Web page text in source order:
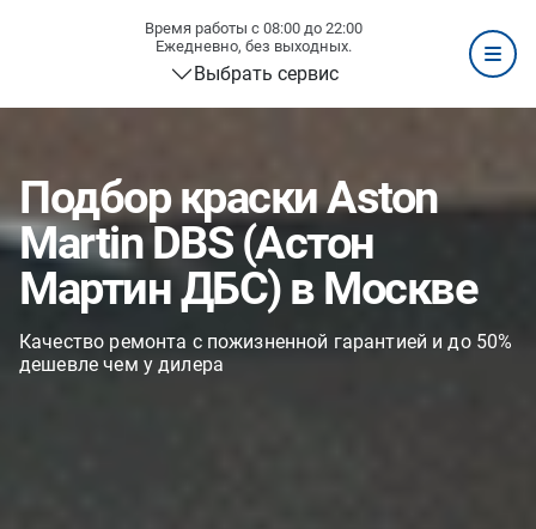
Время работы с 08:00 до 22:00
Ежедневно, без выходных.
Выбрать сервис
Подбор краски Aston
Martin DBS (Астон
Мартин ДБС) в Москве
Качество ремонта с пожизненной гарантией и до 50%
дешевле чем у дилера